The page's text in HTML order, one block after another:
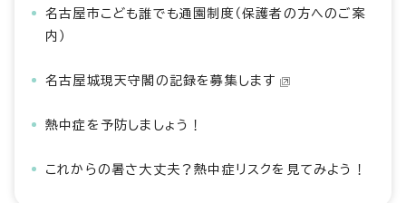
名古屋市こども誰でも通園制度（保護者の方へのご案
内）
名古屋城現天守閣の記録を募集します
熱中症を予防しましょう！
これからの暑さ大丈夫？熱中症リスクを見てみよう！